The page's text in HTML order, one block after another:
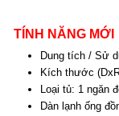
TÍNH NĂNG MỚI
Dung tích / Sử
Kích thước
Loại tủ: 1 ngăn
Dàn lạnh ống